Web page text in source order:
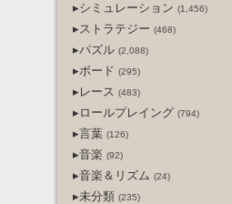
▸シミュレーション (1,456)
▸ストラテジー (468)
▸パズル (2,088)
▸ボード (295)
▸レース (483)
▸ロールプレイング (794)
▸言葉 (126)
▸音楽 (92)
▸音楽＆リズム (24)
▸未分類 (235)